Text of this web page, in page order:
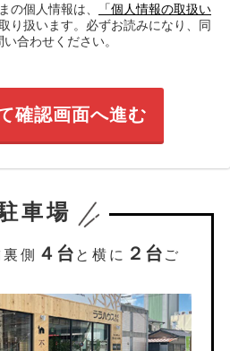
の個人情報は、
「個人情報の取扱い
り扱います。必ずお読みになり、同
合わせください。
確認画面へ進む
車場
側 ４台 と横に ２台 ご